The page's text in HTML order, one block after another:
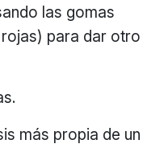
las gomas
para dar otro
más propia de un